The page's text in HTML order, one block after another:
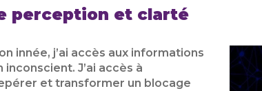
perception et clarté
innée, j’ai accès aux informations
J’ai accès à
et transformer un blocage